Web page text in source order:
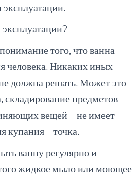
того, что ванна
человека. Никаких иных
должна решать. Может это
складирование предметов
вещей – не имеет
купания – точка.
ванну регулярно и
жидкое мыло или моющее